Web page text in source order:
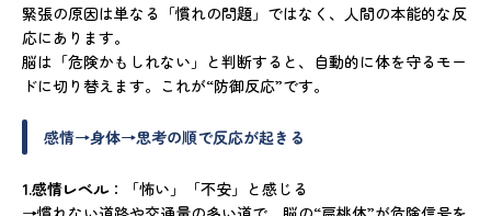
緊張の原因は単なる「慣れの問題」ではなく、人間の本能的な反
応にあります。
脳は「危険かもしれない」と判断すると、自動的に体を守るモー
ドに切り替えます。これが“防御反応”です。
感情→身体→思考の順で反応が起きる
1.感情レベル：「怖い」「不安」と感じる